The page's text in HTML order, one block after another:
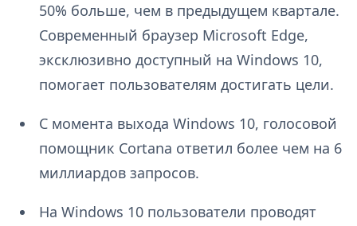
50% больше, чем в предыдущем квартале.
Современный браузер Microsoft Edge,
эксклюзивно доступный на Windows 10,
помогает пользователям достигать цели.
С момента выхода Windows 10, голосовой
помощник Cortana ответил более чем на 6
миллиардов запросов.
На Windows 10 пользователи проводят